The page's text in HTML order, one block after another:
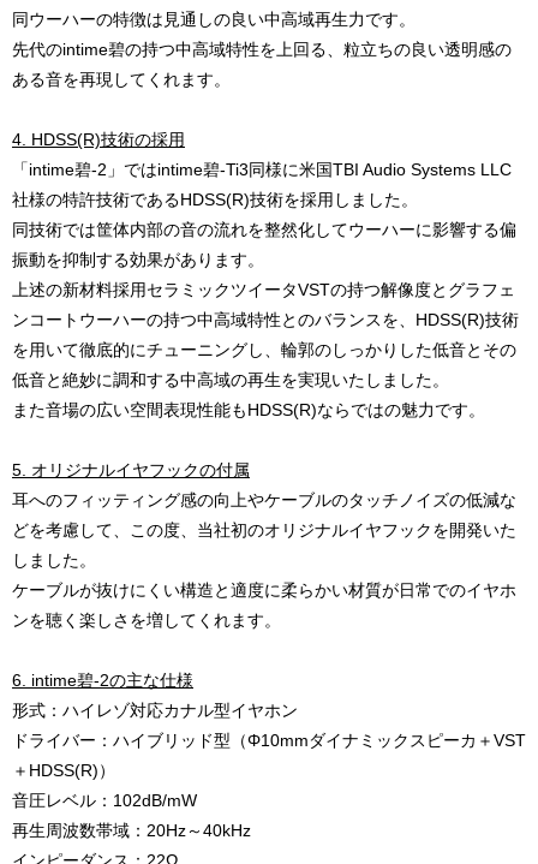
同ウーハーの特徴は見通しの良い中高域再生力です。
先代のintime碧の持つ中高域特性を上回る、粒立ちの良い透明感の
ある音を再現してくれます。
4. HDSS(R)技術の採用
「intime碧-2」ではintime碧-Ti3同様に米国TBI Audio Systems LLC
社様の特許技術であるHDSS(R)技術を採用しました。
同技術では筐体内部の音の流れを整然化してウーハーに影響する偏
振動を抑制する効果があります。
上述の新材料採用セラミックツイータVSTの持つ解像度とグラフェ
ンコートウーハーの持つ中高域特性とのバランスを、HDSS(R)技術
を用いて徹底的にチューニングし、輪郭のしっかりした低音とその
低音と絶妙に調和する中高域の再生を実現いたしました。
また音場の広い空間表現性能もHDSS(R)ならではの魅力です。
5. オリジナルイヤフックの付属
耳へのフィッティング感の向上やケーブルのタッチノイズの低減な
どを考慮して、この度、当社初のオリジナルイヤフックを開発いた
しました。
ケーブルが抜けにくい構造と適度に柔らかい材質が日常でのイヤホ
ンを聴く楽しさを増してくれます。
6. intime碧-2の主な仕様
形式：ハイレゾ対応カナル型イヤホン
ドライバー：ハイブリッド型（Φ10mmダイナミックスピーカ＋VST
＋HDSS(R)）
音圧レベル：102dB/mW
再生周波数帯域：20Hz～40kHz